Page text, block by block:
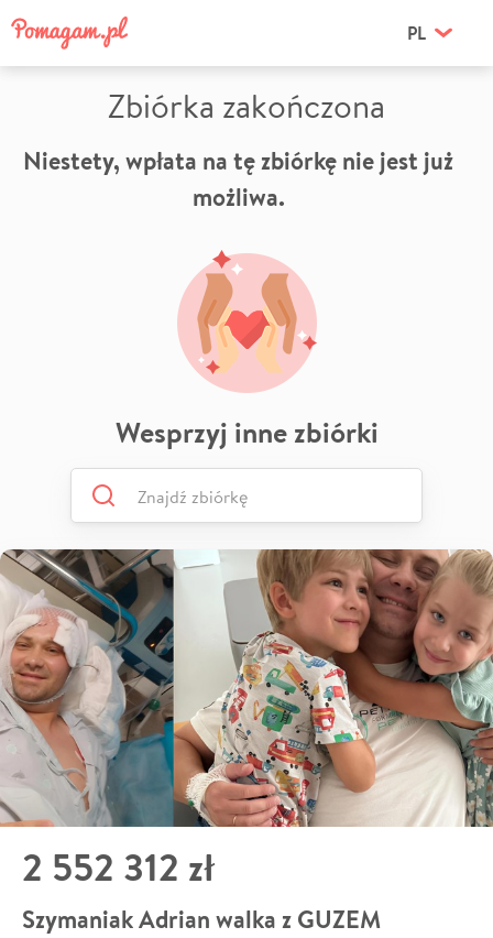
PL
Zbiórka zakończona
Niestety, wpłata na tę zbiórkę nie jest już
możliwa.
Wesprzyj inne zbiórki
2 552 312 zł
Szymaniak Adrian walka z GUZEM